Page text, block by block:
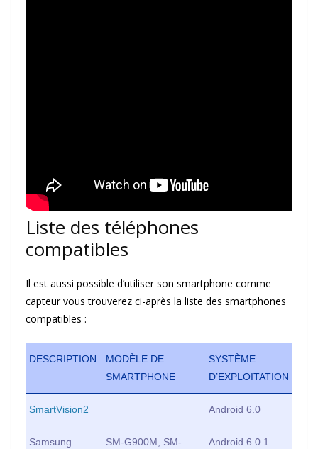
Liste des téléphones
compatibles
Il est aussi possible d’utiliser son smartphone comme
capteur vous trouverez ci-après la liste des smartphones
compatibles :
DESCRIPTION
MODÈLE DE
SMARTPHONE
SYSTÈME
D’EXPLOITATION
SmartVision2 Android 6.0
Samsung
SM-G900M, SM-
Android 6.0.1